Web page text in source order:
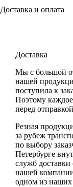
Доставка и оплата
Доставка
Мы с большой
нашей
поступила к
Поэтому
перед
Резная
за рубеж
по выбору
Петербурге
служб доставки
нашей
одном из